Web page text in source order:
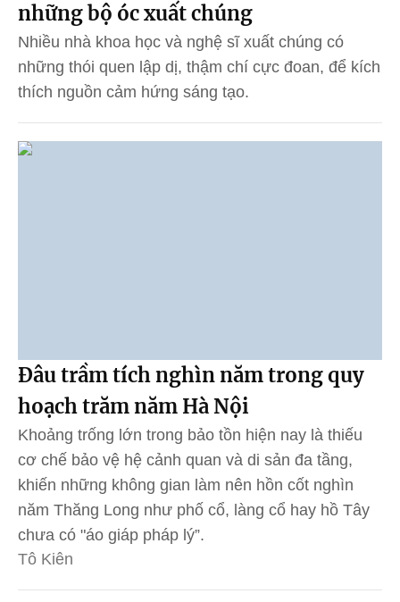
những bộ óc xuất chúng
Nhiều nhà khoa học và nghệ sĩ xuất chúng có
những thói quen lập dị, thậm chí cực đoan, để kích
thích nguồn cảm hứng sáng tạo.
Đâu trầm tích nghìn năm trong quy
hoạch trăm năm Hà Nội
Khoảng trống lớn trong bảo tồn hiện nay là thiếu
cơ chế bảo vệ hệ cảnh quan và di sản đa tầng,
khiến những không gian làm nên hồn cốt nghìn
năm Thăng Long như phố cổ, làng cổ hay hồ Tây
chưa có "áo giáp pháp lý”.
Tô Kiên